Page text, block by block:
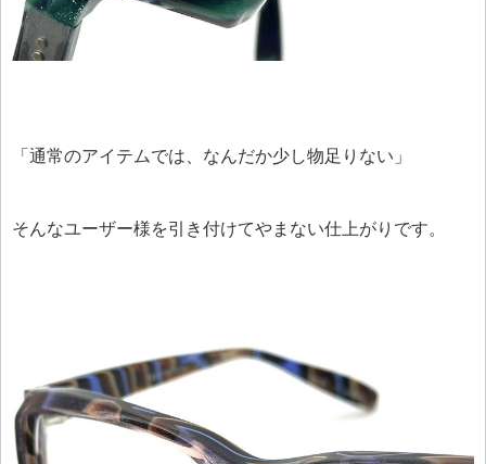
「通常のアイテムでは、なんだか少し物足りない」
そんなユーザー様を引き付けてやまない仕上がりです。